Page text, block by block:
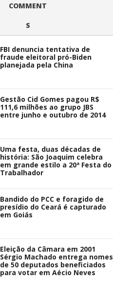
COMMENT
S
FBI denuncia tentativa de
fraude eleitoral pró-Biden
planejada pela China
Gestão Cid Gomes pagou R$
111,6 milhões ao grupo JBS
entre junho e outubro de 2014
Uma festa, duas décadas de
história: São Joaquim celebra
em grande estilo a 20ª Festa do
Trabalhador
Bandido do PCC e foragido de
presídio do Ceará é capturado
em Goiás
Eleição da Câmara em 2001
Sérgio Machado entrega nomes
de 50 deputados beneficiados
para votar em Aécio Neves